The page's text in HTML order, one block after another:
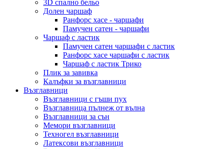
3D спално бельо
Долен чаршаф
Ранфорс хасе - чаршафи
Памучен сатен - чаршафи
Чаршаф с ластик
Памучен сатен чаршафи с ластик
Ранфорс хасе чаршафи с ластик
Чаршаф с ластик Трико
Плик за завивкa
Калъфки за възглавници
Възглавници
Възглавници с гъши пух
Възглавница пълнеж от вълна
Възглавници за сън
Мемори възглавници
Техногел възглавници
Латексови възглавници